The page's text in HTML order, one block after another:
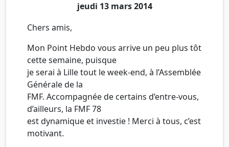
jeudi 13 mars 2014
Chers amis,
Mon Point Hebdo vous arrive un peu plus tôt
cette semaine, puisque
je serai à Lille tout le week-end, à l’Assemblée
Générale de la
FMF. Accompagnée de certains d’entre-vous,
d’ailleurs, la FMF 78
est dynamique et investie ! Merci à tous, c’est
motivant.